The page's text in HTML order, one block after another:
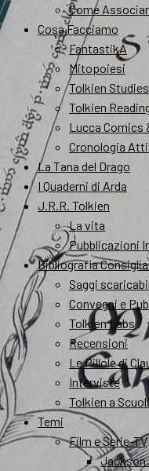
Come
Cosa Facciamo
FantastikA
Mitopoiesi
Tolkien
Tolkien
Lucca Comics
Cronologia
La Tana del Drago
I Quaderni di Arda
J.R.R. Tolkien
La vita
Pubblicazioni
Bibliografia
Saggi
Convegni e
Tolkien Labs
Recensioni
Le Pillole di
Interviste
Tolkien a
Temi
Film e Serie-TV
Jackson